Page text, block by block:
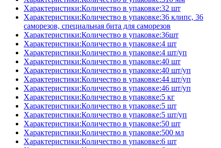
Характеристики:Количество в упаковке:32 шт
Характеристики:Количество в упаковке:36 клипс, 36
саморезов, специальная бита для саморезов
Характеристики:Количество в упаковке:36шт
Характеристики:Количество в упаковке:4 шт
Характеристики:Количество в упаковке:4 шт/уп
Характеристики:Количество в упаковке:40 шт
Характеристики:Количество в упаковке:40 шт/уп
Характеристики:Количество в упаковке:44 шт/уп
Характеристики:Количество в упаковке:46 шт/уп
Характеристики:Количество в упаковке:5 кг
Характеристики:Количество в упаковке:5 шт
Характеристики:Количество в упаковке:5 шт/уп
Характеристики:Количество в упаковке:50 шт
Характеристики:Количество в упаковке:500 мл
Характеристики:Количество в упаковке:6 шт